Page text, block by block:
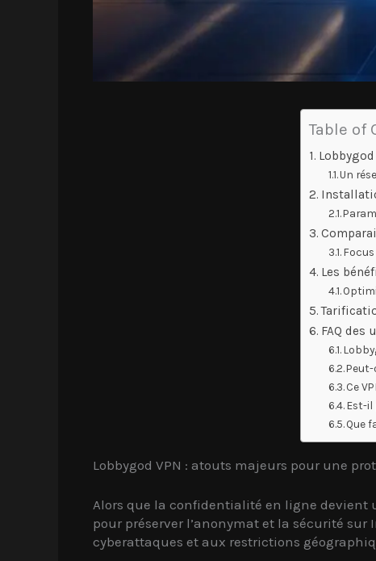
Table of
Un
Les
FAQ des
Ce
Est-il
Que
Lobbygod VPN : atouts majeurs pour une
Alors que la confidentialité en ligne devient
pour préserver l’anonymat et la sécurité
cyberattaques et aux restrictions